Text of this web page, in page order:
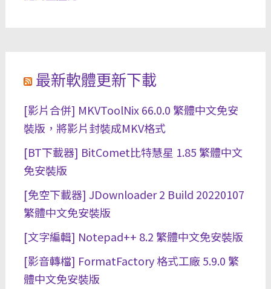
最新軟體更新下載
[影片合併] MKVToolNix 66.0.0 繁體中文免安
裝版，將影片封裝成MKV格式
[BT下載器] BitComet比特慧星 1.85 繁體中文
免安裝版
[免空下載器] JDownloader 2 Build 20220107
繁體中文免安裝版
[文字編輯] Notepad++ 8.2 繁體中文免安裝版
[影音轉檔] FormatFactory 格式工廠 5.9.0 繁
體中文免安裝版